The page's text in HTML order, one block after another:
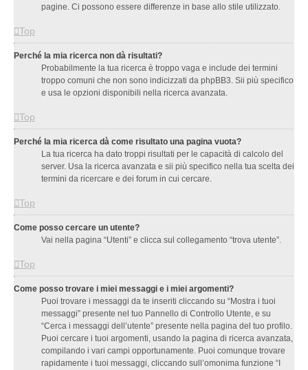
pagine. Ci possono essere differenze in base allo stile utilizzato.
Top
Perché la mia ricerca non dà risultati?
Probabilmente la tua ricerca è troppo vaga e include dei termini
troppo comuni che non sono indicizzati da phpBB3. Sii più specifico
e usa le opzioni disponibili nella ricerca avanzata.
Top
Perché la mia ricerca dà come risultato una pagina vuota?
La tua ricerca ha dato troppi risultati per le capacità di calcolo del
server. Usa la ricerca avanzata e sii più specifico nella tua scelta dei
termini da ricercare e dei forum in cui cercare.
Top
Come posso cercare un utente?
Vai nella pagina “Utenti” e clicca sul collegamento “trova utente”.
Top
Come posso trovare i miei messaggi e i miei argomenti?
Puoi trovare i messaggi da te inseriti cliccando su “Mostra i tuoi
messaggi” presente nel tuo Pannello di Controllo Utente, e su
“Cerca i messaggi dell’utente” presente nella pagina del tuo profilo.
Puoi cercare i tuoi argomenti, usando la pagina di ricerca avanzata,
compilando i vari campi opportunamente. Puoi comunque trovare
rapidamente i tuoi messaggi, cliccando sull’omonima funzione “I